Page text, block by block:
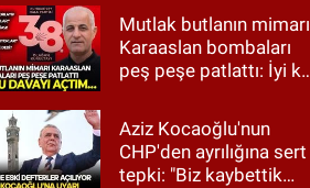
mesajı
Mutlak butlanın mimarı
Karaaslan bombaları
peş peşe patlattı: İyi ki
Aziz Kocaoğlu'nun
CHP'den ayrılığına sert
tepki: "Biz kaybettik